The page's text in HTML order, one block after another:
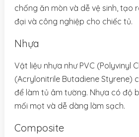
chống ăn mòn và dễ vệ sinh, tạo
đại và công nghiệp cho chiếc tủ.
Nhựa
Vật liệu nhựa như PVC (Polyvinyl
(Acrylonitrile Butadiene Styrene)
để làm tủ âm tường. Nhựa có độ
mối mọt và dễ dàng làm sạch.
Composite